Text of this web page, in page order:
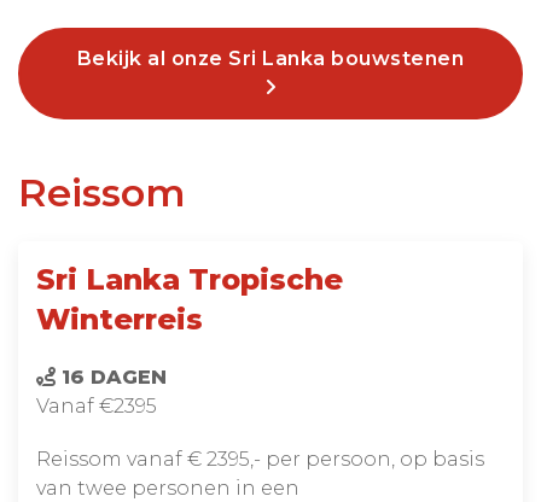
Bekijk al onze Sri Lanka bouwstenen
Reissom
Sri Lanka Tropische
Winterreis
16 DAGEN
Vanaf €2395
Reissom vanaf € 2395,- per persoon, op basis
van twee personen in een